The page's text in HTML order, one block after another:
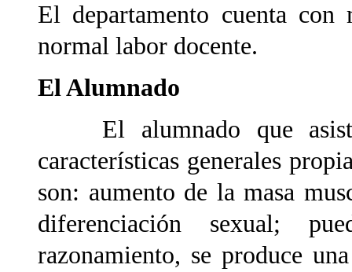
El departamento cuenta
normal labor docente.
El Alumnado
El alumnado que
características generales
son: aumento de la masa
diferenciación sexual;
razonamiento, se produce